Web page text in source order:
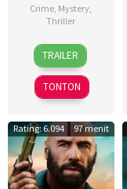
Crime, Mystery,
Thriller
21
Mar
2025
Taraka
Rama
TRAILER
TONTON
Rating: 6.094 97 menit